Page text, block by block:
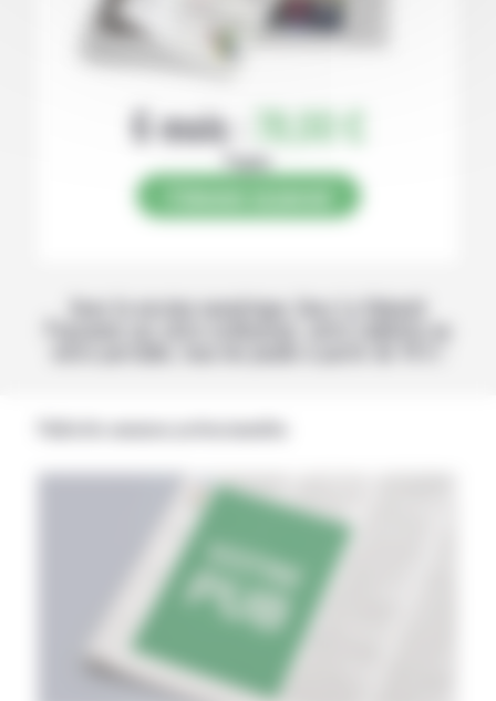
6 mois : 78,00 €
Papier
Avec la version numérique, lisez La Volonté
Paysanne sur votre ordinateur, votre tablette ou